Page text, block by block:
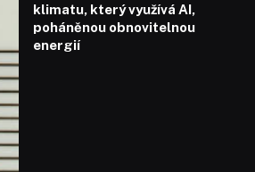
klimatu, který využívá AI,
poháněnou obnovitelnou
energií